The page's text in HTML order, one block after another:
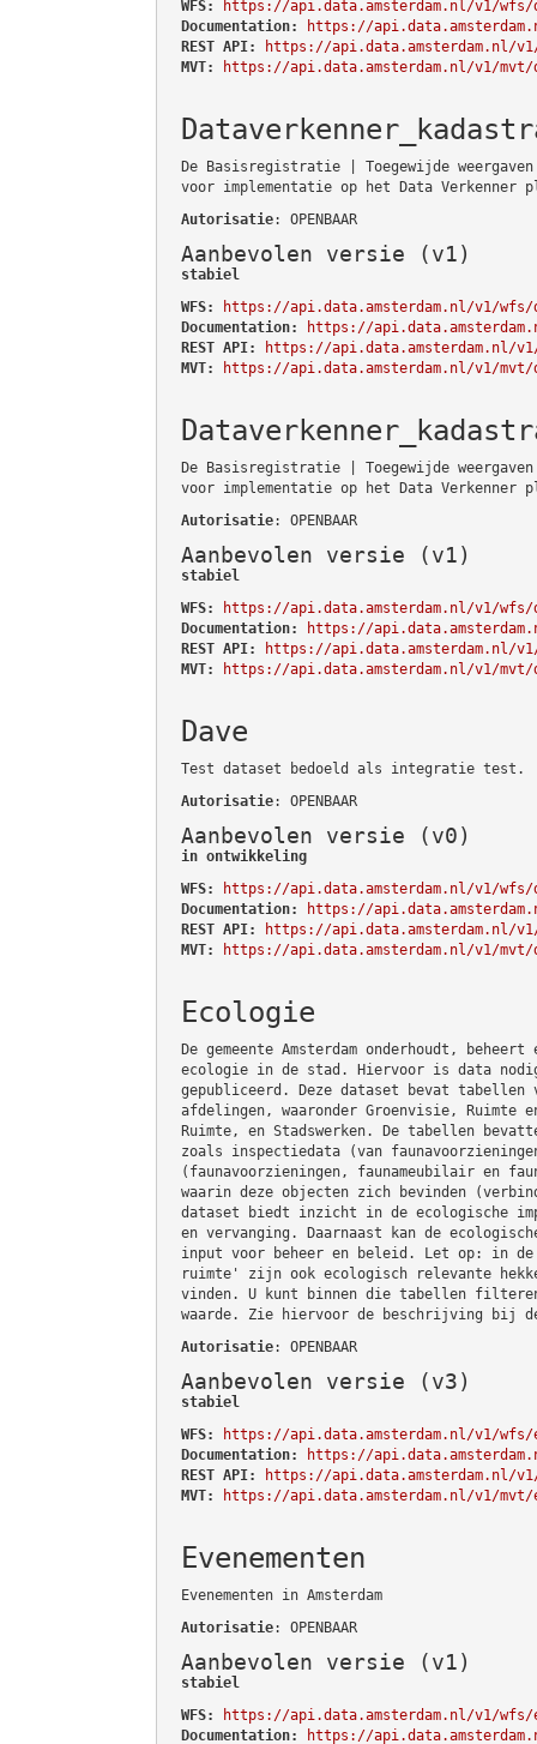
WFS:
https://api.data.amsterdam.nl/v1/wfs/
Documentation:
https://
REST API:
https://api.data.amsterdam.nl/v1/
MVT:
https://api.data.amsterdam.nl/v1/mvt/
De Basisregistratie | Toegewijde
voor implementatie op het Data Verkenner
Autorisatie: OPENBAAR
Aanbevolen versie (v1)
stabiel
WFS:
https://api.data.amsterdam.nl/v1/wfs/
Documentation:
https://
REST API:
https://api.data.amsterdam.nl/
MVT:
https://api.data.amsterdam.nl/v1/
De Basisregistratie | Toegewijde
voor implementatie op het Data Verkenner
Autorisatie: OPENBAAR
Aanbevolen versie (v1)
stabiel
WFS:
https://api.data.amsterdam.nl/v1/wfs/
Documentation:
https://
REST API:
https://api.data.amsterdam.nl/
MVT:
https://api.data.amsterdam.nl/v1/mvt/
Dave
Test dataset bedoeld als integratie test.
Autorisatie: OPENBAAR
Aanbevolen versie (v0)
in ontwikkeling
WFS:
https://api.data.amsterdam.nl/v1/wfs/
Documentation:
https://
REST API:
https://api.data.amsterdam.nl/
MVT:
https://api.data.amsterdam.nl/v1/mvt/
Ecologie
De gemeente Amsterdam onderhoudt,
ecologie in de stad. Hiervoor is data
gepubliceerd. Deze dataset bevat tabellen
afdelingen, waaronder Groenvisie, Ruimte
Ruimte, en Stadswerken. De tabellen
zoals inspectiedata (van
(faunavoorzieningen, faunameubilair en
waarin deze objecten zich bevinden
dataset biedt inzicht in de ecologische
en vervanging. Daarnaast kan de
input voor beheer en beleid. Let op: in de
ruimte' zijn ook ecologisch relevante
vinden. U kunt binnen die tabellen
waarde. Zie hiervoor de beschrijving bij
Autorisatie: OPENBAAR
Aanbevolen versie (v3)
stabiel
WFS:
https://api.data.amsterdam.nl/v1/wfs/
Documentation:
https://
REST API:
https://api.data.amsterdam.nl/
MVT:
https://api.data.amsterdam.nl/v1/mvt/
Evenementen
Evenementen in Amsterdam
Autorisatie: OPENBAAR
Aanbevolen versie (v1)
stabiel
WFS:
https://api.data.amsterdam.nl/v1/wfs/
Documentation:
https://